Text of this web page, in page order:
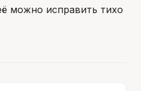
можно исправить тихо